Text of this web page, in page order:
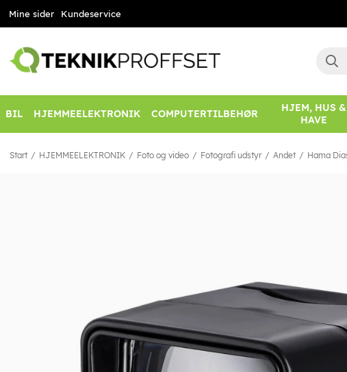
Mine sider Kundeservice
BIL HJEMMEELEKTRONIK COMPUTERTILBEHØR
HJEM, HUS &
HAVE
Start HJEMMEELEKTRONIK Foto og video Fotografi udstyr Andet Hama